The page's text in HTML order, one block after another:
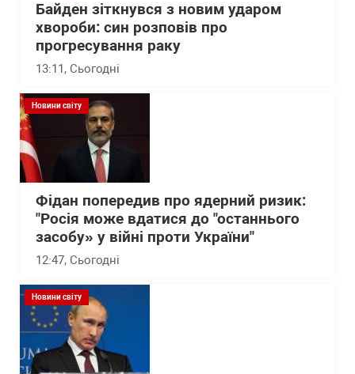
Байден зіткнувся з новим ударом
хвороби: син розповів про
прогресування раку
13:11, Сьогодні
Новини світу
Фідан попередив про ядерний ризик:
"Росія може вдатися до "останнього
засобу» у війні проти України"
12:47, Сьогодні
Новини світу